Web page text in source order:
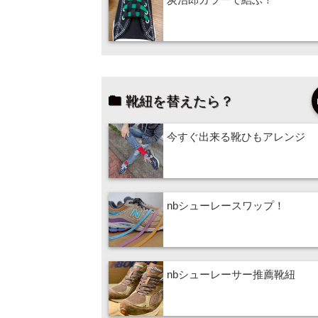
靴紐を替えたら？
今すぐ出来る靴ひもアレンジ
nbシューレースワップ！
nbシューレーサー推薦靴紐